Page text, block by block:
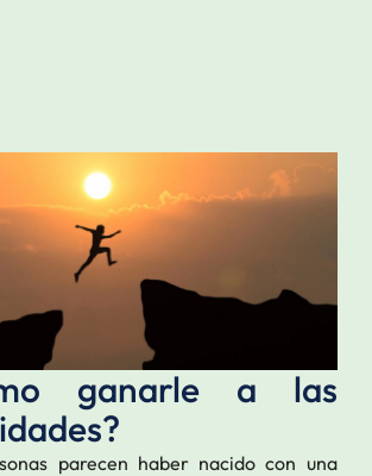
ganarle a las
parecen haber nacido con una